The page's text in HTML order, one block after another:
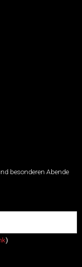
besonderen Abende
)